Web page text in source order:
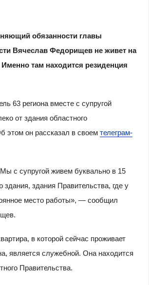
обязанности главы
Вячеслав Федорищев не живет на
там находится резиденция
63 региона вместе с супругой
от здания областного
этом он рассказал в своем телеграм-
с супругой живем буквально в 15
здания, здания Правительства, где у
место работы», — сообщил
в которой сейчас проживает
является служебной. Она находится
Правительства.